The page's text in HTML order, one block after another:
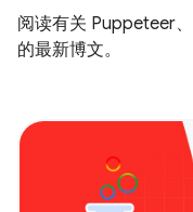
阅读有关 Puppeteer
的最新博文。